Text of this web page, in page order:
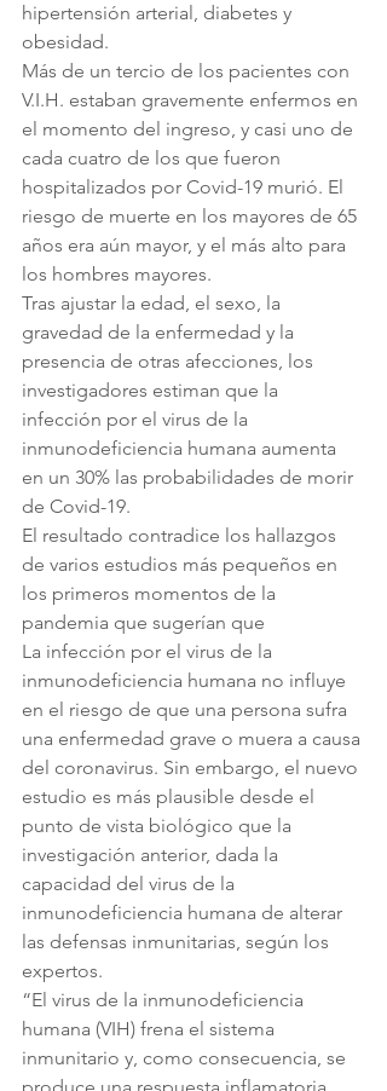
hipertensión arterial, diabetes y
obesidad.
Más de un tercio de los pacientes con
V.I.H. estaban gravemente enfermos en
el momento del ingreso, y casi uno de
cada cuatro de los que fueron
hospitalizados por Covid-19 murió. El
riesgo de muerte en los mayores de 65
años era aún mayor, y el más alto para
los hombres mayores.
Tras ajustar la edad, el sexo, la
gravedad de la enfermedad y la
presencia de otras afecciones, los
investigadores estiman que la
infección por el virus de la
inmunodeficiencia humana aumenta
en un 30% las probabilidades de morir
de Covid-19.
El resultado contradice los hallazgos
de varios estudios más pequeños en
los primeros momentos de la
pandemia que sugerían que
La infección por el virus de la
inmunodeficiencia humana no influye
en el riesgo de que una persona sufra
una enfermedad grave o muera a causa
del coronavirus. Sin embargo, el nuevo
estudio es más plausible desde el
punto de vista biológico que la
investigación anterior, dada la
capacidad del virus de la
inmunodeficiencia humana de alterar
las defensas inmunitarias, según los
expertos.
“El virus de la inmunodeficiencia
humana (VIH) frena el sistema
inmunitario y, como consecuencia, se